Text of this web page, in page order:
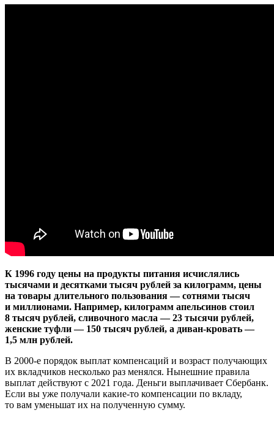
К 1996 году цены на продукты питания исчислялись
тысячами и десятками тысяч рублей за килограмм, цены
на товары длительного пользования — сотнями тысяч
и миллионами. Например, килограмм апельсинов стоил
8 тысяч рублей, сливочного масла — 23 тысячи рублей,
женские туфли — 150 тысяч рублей, а диван-кровать —
1,5 млн рублей.
В 2000-е порядок выплат компенсаций и возраст получающих
их вкладчиков несколько раз менялся. Нынешние правила
выплат действуют с 2021 года. Деньги выплачивает Сбербанк.
Если вы уже получали какие-то компенсации по вкладу,
то вам уменьшат их на полученную сумму.